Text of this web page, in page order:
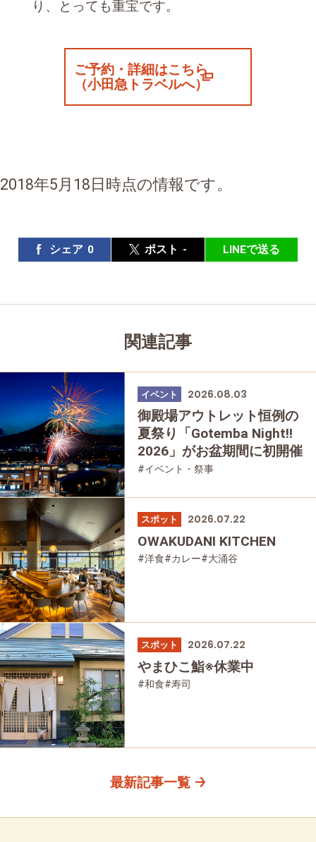
り、とっても重宝です。
ご予約・詳細はこちら
（小田急トラベルへ）
2018年5月18日時点の情報です。
シェア 0 ポスト - LINEで送る
関連記事
イベント 2026.08.03
御殿場アウトレット恒例の
夏祭り「Gotemba Night!!
2026」がお盆期間に初開催
#イベント・祭事
スポット 2026.07.22
OWAKUDANI KITCHEN
#洋食#カレー#大涌谷
スポット 2026.07.22
やまひこ鮨※休業中
#和食#寿司
最新記事一覧